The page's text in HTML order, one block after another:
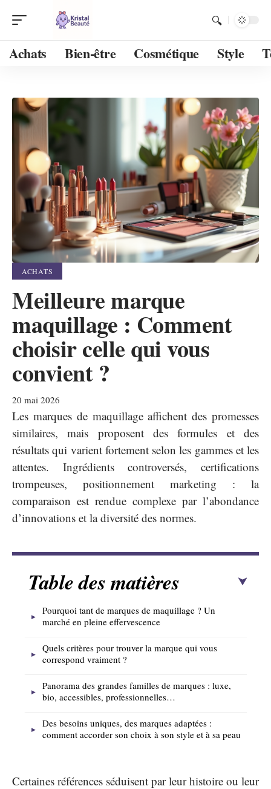
Achats Bien-être Cosmétique Style
ACHATS
Meilleure marque
maquillage : Comment
choisir celle qui vous
convient ?
20 mai 2026
Les marques de maquillage affichent des promesses
similaires, mais proposent des formules et des
résultats qui varient fortement selon les gammes et les
attentes. Ingrédients controversés, certifications
trompeuses, positionnement marketing : la
comparaison est rendue complexe par l’abondance
d’innovations et la diversité des normes.
Table des matières
Pourquoi tant de marques de maquillage ? Un
marché en pleine effervescence
Quels critères pour trouver la marque qui vous
correspond vraiment ?
Panorama des grandes familles de marques : luxe,
bio, accessibles, professionnelles…
Des besoins uniques, des marques adaptées :
comment accorder son choix à son style et à sa peau
Certaines références séduisent par leur histoire ou leur